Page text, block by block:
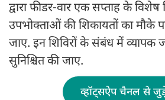
द्वारा फीडर-वार एक सप्ताह के
उपभोक्ताओं की शिकायतों का मौके
जाए. इन शिविरों के संबंध में व्यापक
सुनिश्चित की जाए.
व्हॉट्सऐप चैनल से